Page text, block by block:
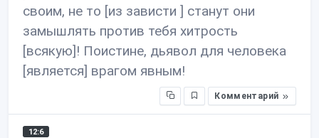
своим, не то [из зависти ] станут они
замышлять против тебя хитрость
[всякую]! Поистине, дьявол для человека
[является] врагом явным!
Комментарий
12:6